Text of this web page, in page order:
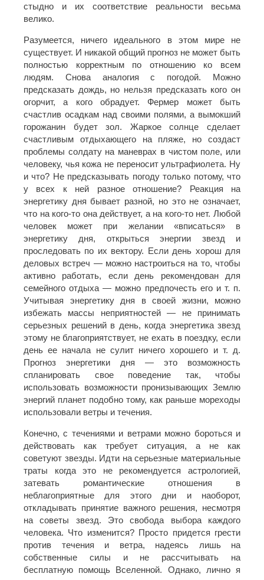
стыдно и их соответствие реальности весьма
велико.
Разумеется, ничего идеального в этом мире не
существует. И никакой общий прогноз не может быть
полностью корректным по отношению ко всем
людям. Снова аналогия с погодой. Можно
предсказать дождь, но нельзя предсказать кого он
огорчит, а кого обрадует. Фермер может быть
счастлив осадкам над своими полями, а вымокший
горожанин будет зол. Жаркое солнце сделает
счастливым отдыхающего на пляже, но создаст
проблемы солдату на маневрах в чистом поле, или
человеку, чья кожа не переносит ультрафиолета. Ну
и что? Не предсказывать погоду только потому, что
у всех к ней разное отношение? Реакция на
энергетику дня бывает разной, но это не означает,
что на кого-то она действует, а на кого-то нет. Любой
человек может при желании «вписаться» в
энергетику дня, открыться энергии звезд и
проследовать по их вектору. Если день хорош для
деловых встреч — можно настроиться на то, чтобы
активно работать, если день рекомендован для
семейного отдыха — можно предпочесть его и т. п.
Учитывая энергетику дня в своей жизни, можно
избежать массы неприятностей — не принимать
серьезных решений в день, когда энергетика звезд
этому не благоприятствует, не ехать в поездку, если
день ее начала не сулит ничего хорошего и т. д.
Прогноз энергетики дня — это возможность
спланировать свое поведение так, чтобы
использовать возможности пронизывающих Землю
энергий планет подобно тому, как раньше мореходы
использовали ветры и течения.
Конечно, с течениями и ветрами можно бороться и
действовать как требует ситуация, а не как
советуют звезды. Идти на серьезные материальные
траты когда это не рекомендуется астрологией,
затевать романтические отношения в
неблагоприятные для этого дни и наоборот,
откладывать принятие важного решения, несмотря
на советы звезд. Это свобода выбора каждого
человека. Что изменится? Просто придется грести
против течения и ветра, надеясь лишь на
собственные силы и не рассчитывать на
бесплатную помощь Вселенной. Однако, лично я